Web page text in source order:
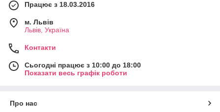
Працює з 18.03.2016
м. Львів
Львів, Україна
Контакти
Сьогодні працює з 10:00 до 18:00
Показати весь графік роботи
Про нас